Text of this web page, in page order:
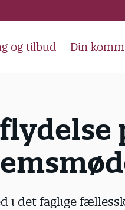
og tilbud Din
i det faglige